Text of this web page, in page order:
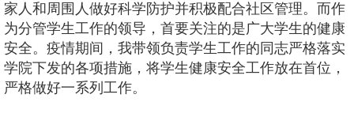
家人和周围人做好科学防护并积极配合社区管理。而作
为分管学生工作的领导，首要关注的是广大学生的健康
安全。疫情期间，我带领负责学生工作的同志严格落实
学院下发的各项措施，将学生健康安全工作放在首位，
严格做好一系列工作。